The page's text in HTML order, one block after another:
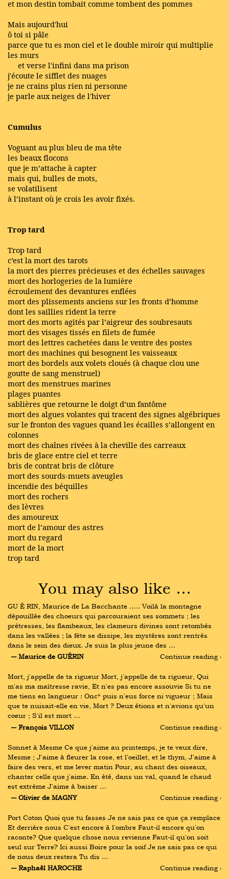
et mon destin tombait comme tombent des pommes
Mais aujourd'hui
ô toi si pâle
parce que tu es mon ciel et le double miroir qui multiplie
les murs
et verse l'infini dans ma prison
j'écoute le sifflet des nuages
je ne crains plus rien ni personne
je parle aux neiges de l'hiver
Cumulus
Voguant au plus bleu de ma tête
les beaux flocons
que je m’attache à capter
mais qui, bulles de mots,
se volatilisent
à l’instant où je crois les avoir fixés.
Trop tard
Trop tard
c’est la mort des tarots
la mort des pierres précieuses et des échelles sauvages
mort des horlogeries de la lumière
écroulement des devantures enflées
mort des plissements anciens sur les fronts d’homme
dont les saillies rident la terre
mort des morts agités par l’aigreur des soubresauts
mort des visages tissés en filets de fumée
mort des lettres cachetées dans le ventre des postes
mort des machines qui besognent les vaisseaux
mort des bordels aux volets cloués (à chaque clou une
goutte de sang menstruel)
mort des menstrues marines
plages puantes
sablières que retourne le doigt d’un fantôme
mort des algues volantes qui tracent des signes algébriques
sur le fronton des vagues quand les écailles s’allongent en
colonnes
mort des chaînes rivées à la cheville des carreaux
bris de glace entre ciel et terre
bris de contrat bris de clôture
mort des sourds-muets aveugles
incendie des béquilles
mort des rochers
des lèvres
des amoureux
mort de l’amour des astres
mort du regard
mort de la mort
trop tard
You may also like …
GU É RIN, Maurice de La Bacchante ….. Voilà la montagne
dépouillée des choeurs qui parcouraient ses sommets ; les
prêtresses, les flambeaux, les clameurs divines sont retombés
dans les vallées ; la fête se dissipe, les mystères sont rentrés
dans le sein des dieux. Je suis la plus jeune des …
― Maurice de GUÉRIN
Continue reading ›
Mort, j'appelle de ta rigueur Mort, j'appelle de ta rigueur, Qui
m'as ma maîtresse ravie, Et n'es pas encore assouvie Si tu ne
me tiens en langueur : Onc* puis n'eus force ni vigueur ; Mais
que te nuisait-elle en vie, Mort ? Deux étions et n'avions qu'un
coeur ; S'il est mort …
― François VILLON
Continue reading ›
Sonnet à Mesme Ce que j'aime au printemps, je te veux dire,
Mesme ; J'aime à fleurer la rose, et l'oeillet, et le thym, J'aime à
faire des vers, et me lever matin Pour, au chant des oiseaux,
chanter celle que j'aime. En été, dans un val, quand le chaud
est extrême J'aime à baiser …
― Olivier de MAGNY
Continue reading ›
Port Coton Quoi que tu fasses Je ne sais pas ce que ça remplace
Et derrière nous C'est encore à l'ombre Faut-il encore qu'on
raconte? Que quelque chose nous revienne Faut-il qu'on soit
seul sur Terre? Ici aussi Boire pour la soif Je ne sais pas ce qui
de nous deux restera Tu dis …
― Raphaël HAROCHE
Continue reading ›